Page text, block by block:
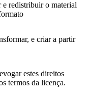
redistribuir o material
e criar a partir
estes direitos
termos da licença.